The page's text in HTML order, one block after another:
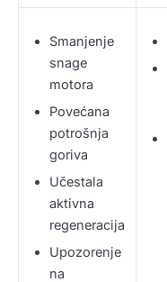
Smanjenje
snage
motora
Povećana
potrošnja
goriva
Učestala
aktivna
regeneracija
Upozorenje
na